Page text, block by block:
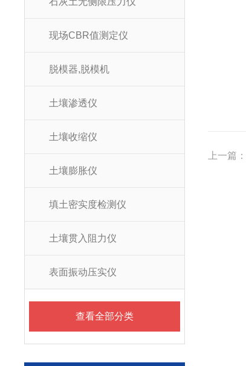
现场CBR值测定仪
脱模器,脱模机
土壤渗透仪
土壤收缩仪
土壤膨胀仪
填土密实度检测仪
土壤贯入阻力仪
表面振动压实仪
查看全部分类
上一篇：